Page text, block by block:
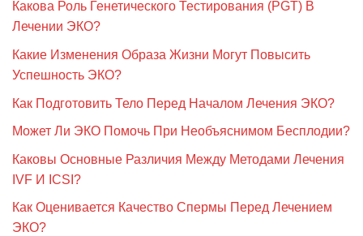
Какова Роль Генетического Тестирования (PGT) В
Лечении ЭКО?
Какие Изменения Образа Жизни Могут Повысить
Успешность ЭКО?
Как Подготовить Тело Перед Началом Лечения ЭКО?
Может Ли ЭКО Помочь При Необъяснимом Бесплодии?
Каковы Основные Различия Между Методами Лечения
IVF И ICSI?
Как Оценивается Качество Спермы Перед Лечением
ЭКО?